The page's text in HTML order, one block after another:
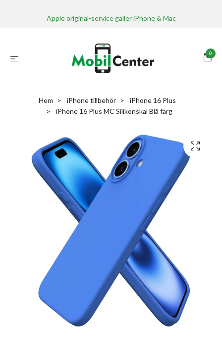
Apple original-service gäller iPhone & Mac
0
Hem iPhone tillbehör
iPhone 16 Plus
iPhone 16 Plus MC Silikonskal Blå färg